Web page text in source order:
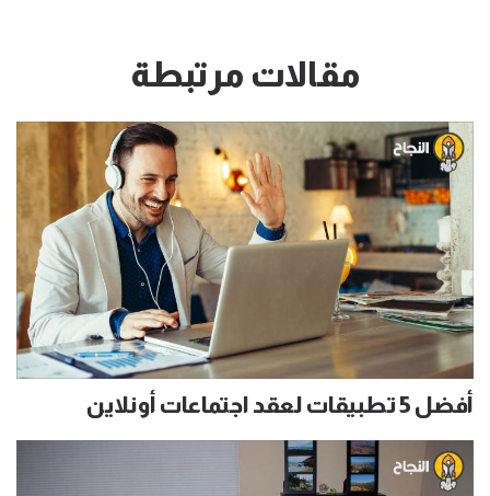
مقالات مرتبطة
أفضل 5 تطبيقات لعقد اجتماعات أونلاين